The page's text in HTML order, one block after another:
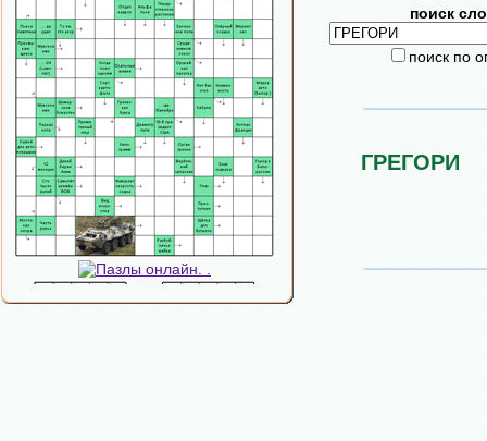
поиск
поиск по
ГРЕГОРИ